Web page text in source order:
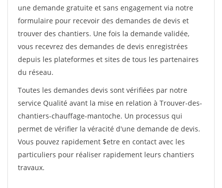
une demande gratuite et sans engagement via notre
formulaire pour recevoir des demandes de devis et
trouver des chantiers. Une fois la demande validée,
vous recevrez des demandes de devis enregistrées
depuis les plateformes et sites de tous les partenaires
du réseau.
Toutes les demandes devis sont vérifiées par notre
service Qualité avant la mise en relation à Trouver-des-
chantiers-chauffage-mantoche. Un processus qui
permet de vérifier la véracité d'une demande de devis.
Vous pouvez rapidement $etre en contact avec les
particuliers pour réaliser rapidement leurs chantiers
travaux.